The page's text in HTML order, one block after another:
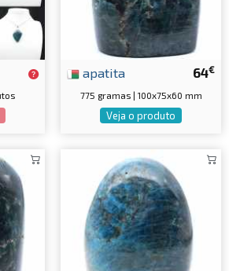
64€
apatita
775 gramas | 100x75x60 mm
Veja o produto